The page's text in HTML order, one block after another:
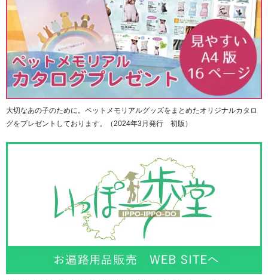
します。
大切なあの子のために。ペットメモリアルグッズをまとめたオリジナルカタロ
グをプレゼントしております。（2024年3月発行 初版）